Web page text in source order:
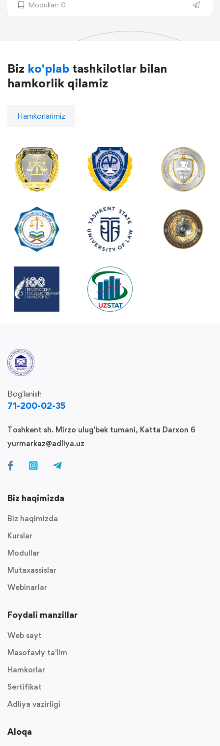
Modullar: 0
Biz ko'plab tashkilotlar bilan
hamkorlik qilamiz
Hamkorlarimiz
Bog'lanish
71-200-02-35
Toshkent sh. Mirzo ulug'bek tumani, Katta Darxon 6
yurmarkaz@adliya.uz
Biz haqimizda
Biz haqimizda
Kurslar
Modullar
Mutaxassislar
Webinarlar
Foydali manzillar
Web sayt
Masofaviy ta'lim
Hamkorlar
Sertifikat
Adliya vazirligi
Aloqa